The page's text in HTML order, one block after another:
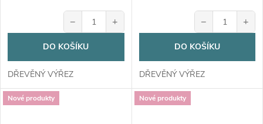
− +
DO KOŠÍKU
DŘEVĚNÝ VÝŘEZ
− +
DO KOŠÍKU
DŘEVĚNÝ VÝŘEZ
Nové produkty Nové produkty